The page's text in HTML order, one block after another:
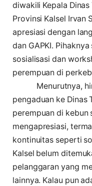
diwakili Kepala
Provinsi Kalsel Irvan
apresiasi dengan
dan GAPKI.
sosialisasi dan
perempuan di
Menurutnya,
pengaduan ke Dinas
perempuan di kebun
mengapresiasi,
kontinuitas seperti
Kalsel belum
pelanggaran yang
lainnya. Kalau pun